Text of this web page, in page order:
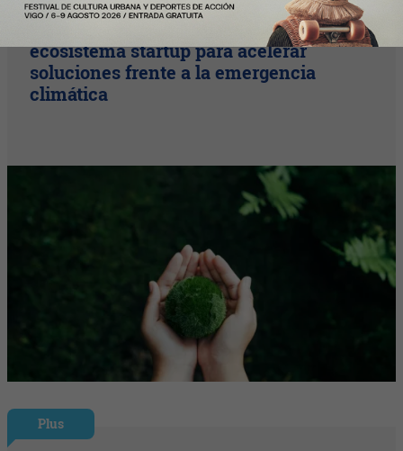
Startups por el Clima moviliza al
ecosistema startup para acelerar
soluciones frente a la emergencia
climática
Plus